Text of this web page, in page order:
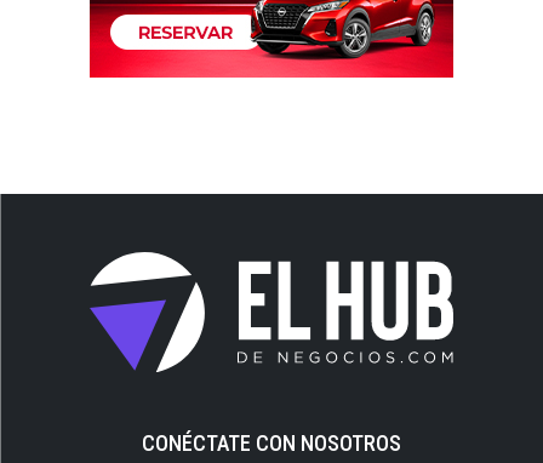
CONÉCTATE CON NOSOTROS